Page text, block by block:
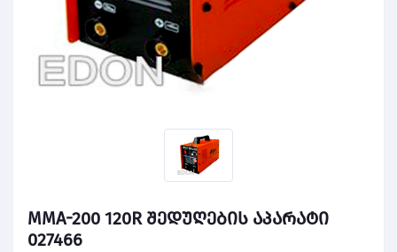
MMA-200 120R შედუღების აპარატი
027466